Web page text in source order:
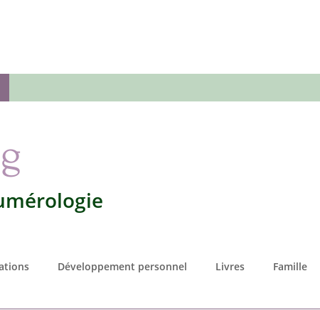
Développement personnel Livres Famille